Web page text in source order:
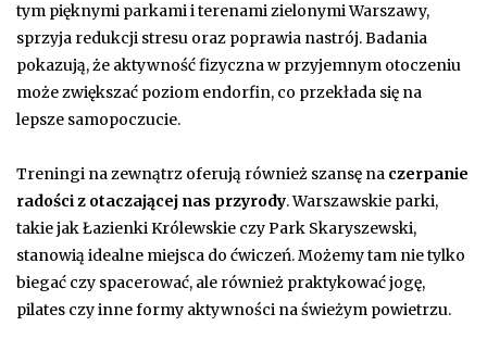
tym pięknymi parkami i terenami zielonymi Warszawy,
sprzyja redukcji stresu oraz poprawia nastrój. Badania
pokazują, że aktywność fizyczna w przyjemnym otoczeniu
może zwiększać poziom endorfin, co przekłada się na
lepsze samopoczucie.
Treningi na zewnątrz oferują również szansę na czerpanie
radości z otaczającej nas przyrody. Warszawskie parki,
takie jak Łazienki Królewskie czy Park Skaryszewski,
stanowią idealne miejsca do ćwiczeń. Możemy tam nie tylko
biegać czy spacerować, ale również praktykować jogę,
pilates czy inne formy aktywności na świeżym powietrzu.